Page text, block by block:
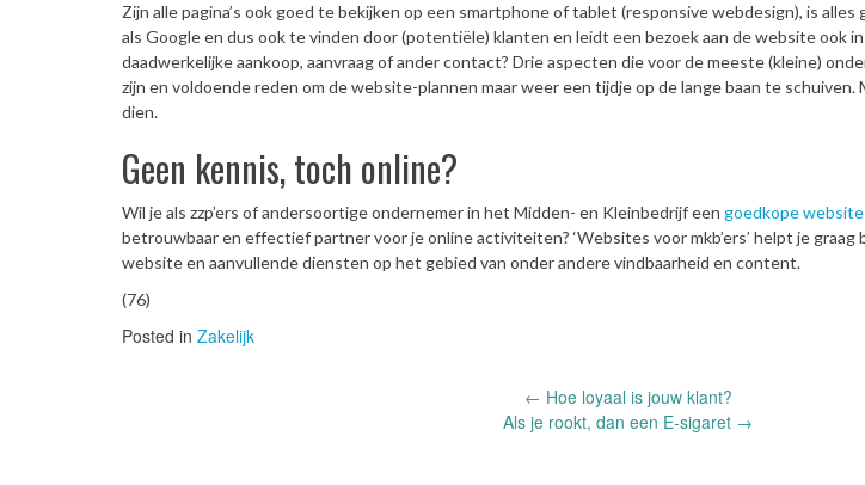
Zijn alle pagina’s ook goed te bekijken op een smartphone of tablet (responsive webdesign), is
als Google en dus ook te vinden door (potentiële) klanten en leidt een bezoek aan de website ook
daadwerkelijke aankoop, aanvraag of ander contact? Drie aspecten die voor de meeste (kleine)
zijn en voldoende reden om de website-plannen maar weer een tijdje op de lange baan te schuiven.
dien.
Geen kennis, toch online?
Wil je als zzp’ers of andersoortige ondernemer in het Midden- en Kleinbedrijf een goedkope
betrouwbaar en effectief partner voor je online activiteiten? ‘Websites voor mkb’ers’ helpt je graag
website en aanvullende diensten op het gebied van onder andere vindbaarheid en content.
(76)
Posted in Zakelijk
← Hoe loyaal is jouw klant?
Als je rookt, dan een E-sigaret →